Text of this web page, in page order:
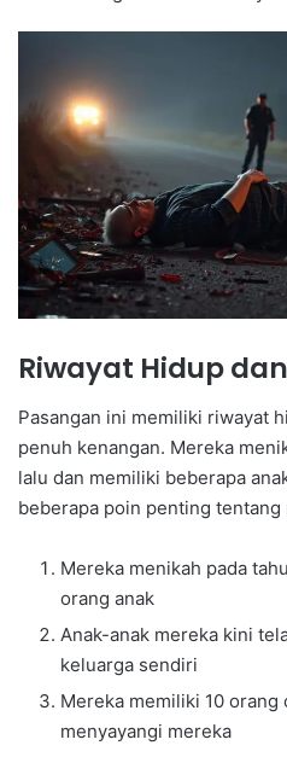
Riwayat Hidup
Pasangan ini memiliki riwayat
penuh kenangan. Mereka
lalu dan memiliki beberapa
beberapa poin penting
Mereka menikah pada
orang anak
Anak-anak mereka kini
keluarga sendiri
Mereka memiliki 10 orang
menyayangi mereka